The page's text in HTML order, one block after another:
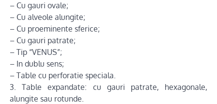
– Cu gauri ovale;
– Cu alveole alungite;
– Cu proeminente sferice;
– Cu gauri patrate;
– Tip “VENUS”;
– In dublu sens;
– Table cu perforatie speciala.
3. Table expandate: cu gauri patrate, hexagonale,
alungite sau rotunde.